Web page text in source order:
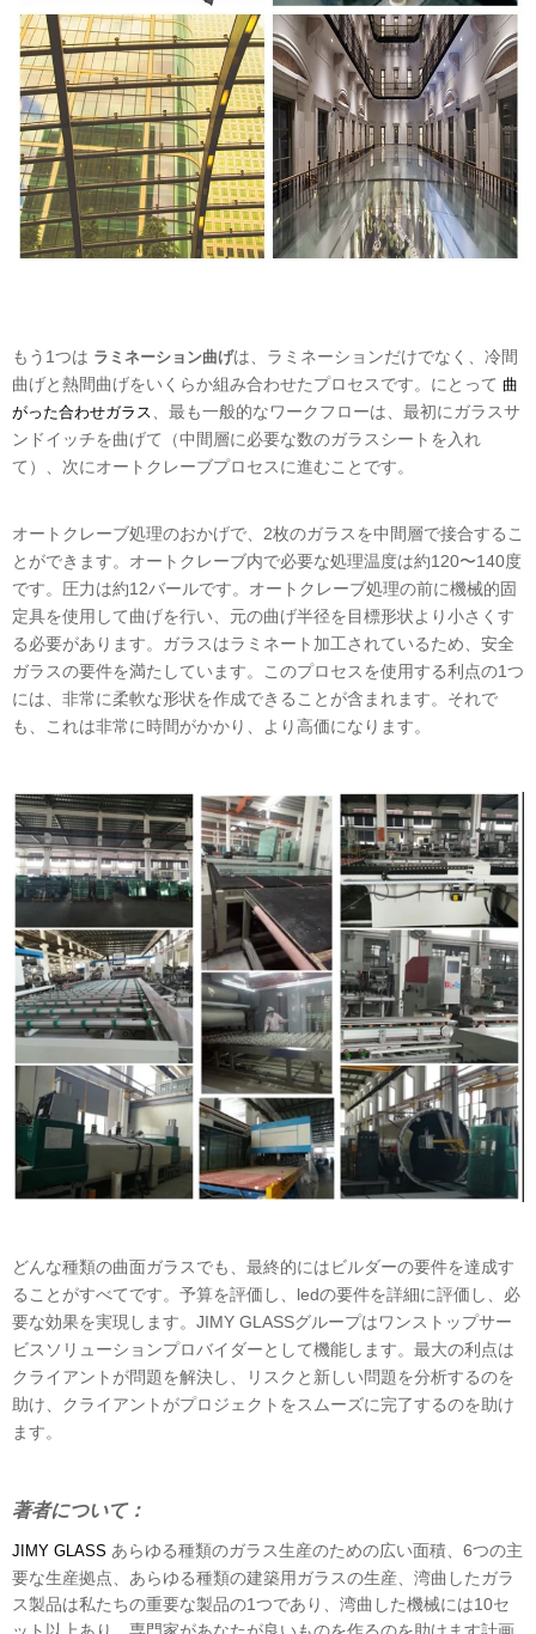
もう1つは ラミネーション曲げは、ラミネーションだけでなく、冷間
曲げと熱間曲げをいくらか組み合わせたプロセスです。にとって 曲
がった合わせガラス、最も一般的なワークフローは、最初にガラスサ
ンドイッチを曲げて（中間層に必要な数のガラスシートを入れ
て）、次にオートクレーブプロセスに進むことです。
オートクレーブ処理のおかげで、2枚のガラスを中間層で接合するこ
とができます。オートクレーブ内で必要な処理温度は約120〜140度
です。圧力は約12バールです。オートクレーブ処理の前に機械的固
定具を使用して曲げを行い、元の曲げ半径を目標形状より小さくす
る必要があります。ガラスはラミネート加工されているため、安全
ガラスの要件を満たしています。このプロセスを使用する利点の1つ
には、非常に柔軟な形状を作成できることが含まれます。それで
も、これは非常に時間がかかり、より高価になります。
どんな種類の曲面ガラスでも、最終的にはビルダーの要件を達成す
ることがすべてです。予算を評価し、ledの要件を詳細に評価し、必
要な効果を実現します。JIMY GLASSグループはワンストップサー
ビスソリューションプロバイダーとして機能します。最大の利点は
クライアントが問題を解決し、リスクと新しい問題を分析するのを
助け、クライアントがプロジェクトをスムーズに完了するのを助け
ます。
著者について：
JIMY GLASS あらゆる種類のガラス生産のための広い面積、6つの主
要な生産拠点、あらゆる種類の建築用ガラスの生産、湾曲したガラ
ス製品は私たちの重要な製品の1つであり、湾曲した機械には10セ
ット以上あり、専門家があなたが良いものを作るのを助けます計画